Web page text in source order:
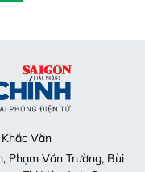
Văn
Phạm Văn Trường, Bùi